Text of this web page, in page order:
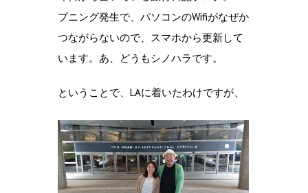
プニング発生で、パソコンのWifiがなぜか
つながらないので、スマホから更新して
います。あ、どうもシノハラです。
ということで、LAに着いたわけですが、